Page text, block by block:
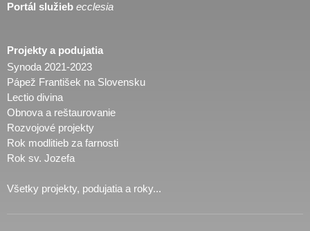
Portál služieb ecclesia
Projekty a podujatia
Synoda 2021-2023
Pápež František na Slovensku
Lectio divina
Obnova a reštaurovanie
Rozvojové projekty
Rok modlitieb za farnosti
Rok sv. Jozefa
Všetky projekty, podujatia a roky...